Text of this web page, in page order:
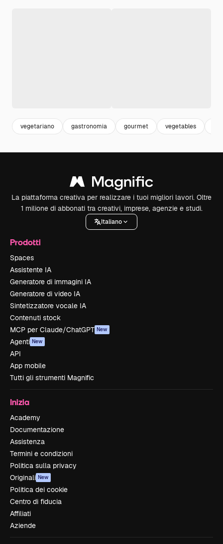
vegetariano gastronomia gourmet vegetables
La piattaforma creativa per realizzare i tuoi migliori lavori. Oltre
1 milione di abbonati tra creativi, imprese, agenzie e studi.
Italiano
Prodotti
Spaces
Assistente IA
Generatore di immagini IA
Generatore di video IA
Sintetizzatore vocale IA
Contenuti stock
MCP per Claude/ChatGPT New
Agenti New
API
App mobile
Tutti gli strumenti Magnific
Inizia
Academy
Documentazione
Assistenza
Termini e condizioni
Politica sulla privacy
Originali New
Politica dei cookie
Centro di fiducia
Affiliati
Aziende